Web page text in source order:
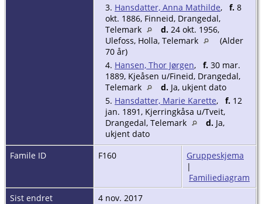
3. Hansdatter, Anna Mathilde, f. 8
okt. 1886, Finneid, Drangedal,
Telemark
d. 24 okt. 1956,
Ulefoss, Holla, Telemark
(Alder
70 år)
4. Hansen, Thor Jørgen, f. 30 mar.
1889, Kjeåsen u/Fineid, Drangedal,
Telemark
d. Ja, ukjent dato
5. Hansdatter, Marie Karette, f. 12
jan. 1891, Kjerringkåsa u/Tveit,
Drangedal, Telemark
d. Ja,
ukjent dato
Famile ID
F160
Gruppeskjema
|
Familiediagram
Sist endret
4 nov. 2017